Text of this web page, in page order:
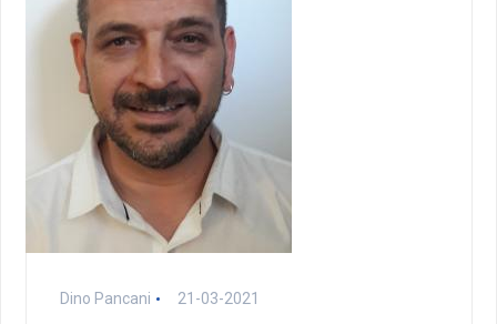
Dino Pancani 21-03-2021